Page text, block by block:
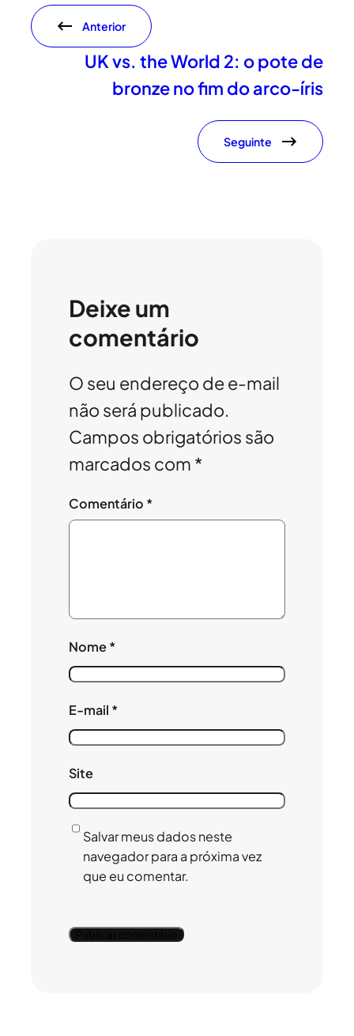
Anterior
UK vs. the World 2: o pote de
bronze no fim do arco-íris
Seguinte
Deixe um
comentário
O seu endereço de e-mail
não será publicado.
Campos obrigatórios são
marcados com *
Comentário *
Nome*
E-mail *
Site
Salvar meus dados neste
navegador para a próxima vez
que eu comentar.